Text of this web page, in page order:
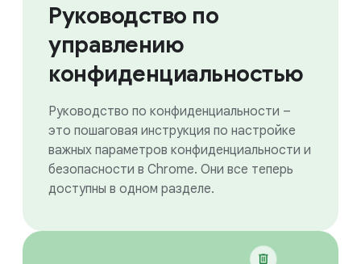
Руководство по
управлению
конфиденциальностью
Руководство по конфиденциальности –
это пошаговая инструкция по настройке
важных параметров конфиденциальности и
безопасности в Chrome. Они все теперь
доступны в одном разделе.